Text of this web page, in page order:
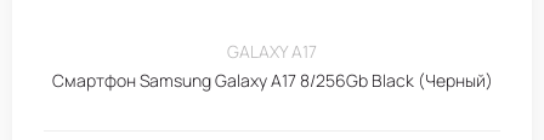
GALAXY A17
Смартфон Samsung Galaxy A17 8/256Gb Black (Черный)